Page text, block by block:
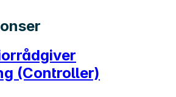
(Controller)